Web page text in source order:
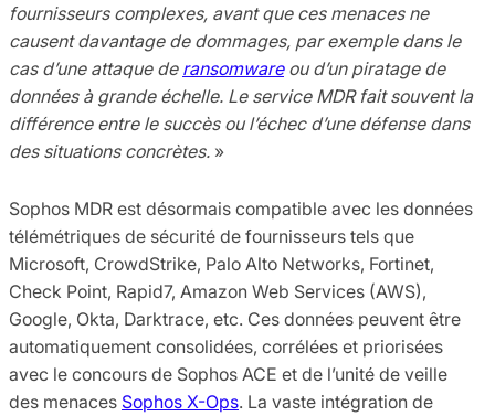
fournisseurs complexes, avant que ces menaces ne
causent davantage de dommages, par exemple dans le
cas d’une attaque de ransomwareou d’un piratage de
données à grande échelle. Le service MDR fait souvent la
différence entre le succès ou l’échec d’une défense dans
des situations concrètes. »
Sophos MDR est désormais compatible avec les données
télémétriques de sécurité de fournisseurs tels que
Microsoft, CrowdStrike, Palo Alto Networks, Fortinet,
Check Point, Rapid7, Amazon Web Services (AWS),
Google, Okta, Darktrace, etc. Ces données peuvent être
automatiquement consolidées, corrélées et priorisées
avec le concours de Sophos ACE et de l’unité de veille
des menaces Sophos X-Ops. La vaste intégration de